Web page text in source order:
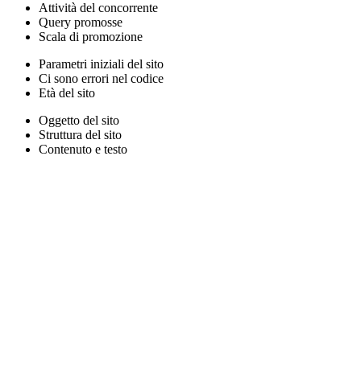
Attività del concorrente
Query promosse
Scala di promozione
Parametri iniziali del sito
Ci sono errori nel codice
Età del sito
Oggetto del sito
Struttura del sito
Contenuto e testo